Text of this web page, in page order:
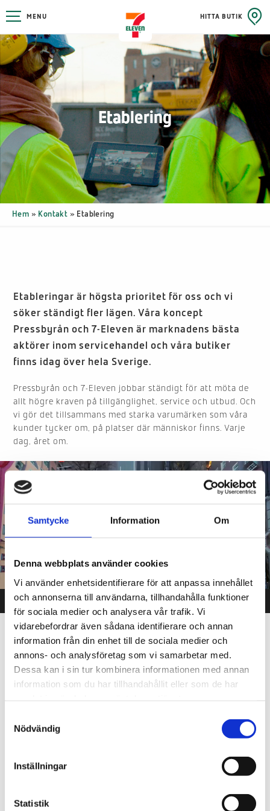
Samtycke Information Om
Denna webbplats använder cookies
Vi använder enhetsidentifierare för att anpassa innehållet
och annonserna till användarna, tillhandahålla funktioner
för sociala medier och analysera vår trafik. Vi
vidarebefordrar även sådana identifierare och annan
information från din enhet till de sociala medier och
annons- och analysföretag som vi samarbetar med.
Dessa kan i sin tur kombinera informationen med annan
information som du har tillhandahållit eller som de har
Nödvändig
Inställningar
Statistik
MENU HITTA BUTIK
Etablering
Hem » Kontakt » Etablering
Etableringar är högsta prioritet för oss och vi
söker ständigt fler lägen. Våra koncept
Pressbyrån och 7-Eleven är marknadens bästa
aktörer inom servicehandel och våra butiker
finns idag över hela Sverige.
Pressbyrån och 7-Eleven jobbar ständigt för att möta de
allt högre kraven på tillgänglighet, service och utbud. Och
vi gör det tillsammans med starka varumärken som våra
kunder tycker om, på platser där människor finns. Varje
dag, året om.
Videospelare
00:00 02:09
Vi kan erbjuda dig som hyresvärd en professionell och
långsiktig samarbetspartner med hög omsättning och
marknadsmässig hyra. Du får ett välkänt och uppskattat
varumärke som är under ständig utveckling. Med vår egen
Har du en lokal som du tror kan vara av intresse för oss
etablerare.
Patrik Kimling